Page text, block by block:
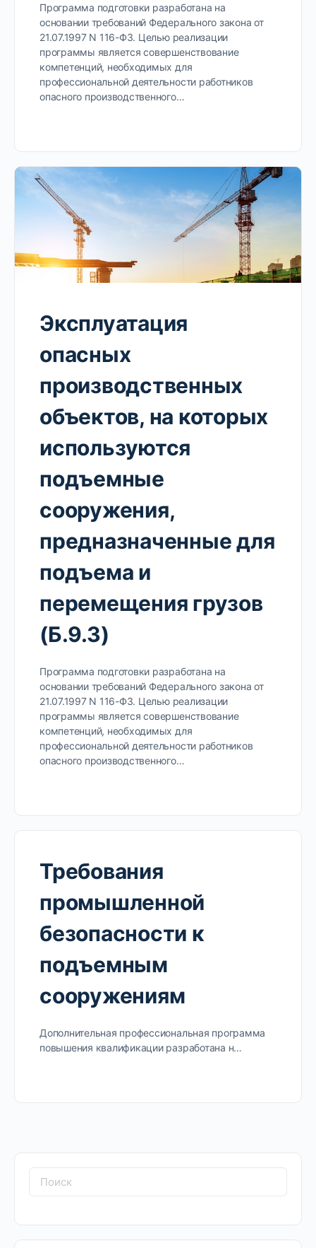
Программа подготовки разработана на
основании требований Федерального закона от
21.07.1997 N 116-ФЗ. Целью реализации
программы является совершенствование
компетенций, необходимых для
профессиональной деятельности работников
опасного производственного…
Эксплуатация
опасных
производственных
объектов, на которых
используются
подъемные
сооружения,
предназначенные для
подъема и
перемещения грузов
(Б.9.3)
Программа подготовки разработана на
основании требований Федерального закона от
21.07.1997 N 116-ФЗ. Целью реализации
программы является совершенствование
компетенций, необходимых для
профессиональной деятельности работников
опасного производственного…
Требования
промышленной
безопасности к
подъемным
сооружениям
Дополнительная профессиональная программа
повышения квалификации разработана н…
Поиск: